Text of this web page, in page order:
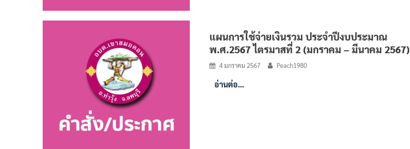
แผนการใช้จ่ายเงินรวม ประจำปีงบประมาณ
พ.ศ.2567 ไตรมาสที่ 2 (มกราคม – มีนาคม 2567)
4 มกราคม 2567 Peach1980
อ่านต่อ…